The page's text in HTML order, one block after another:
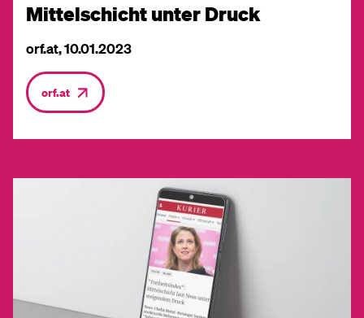
Mittelschicht unter Druck
orf.at, 10.01.2023
orf.at